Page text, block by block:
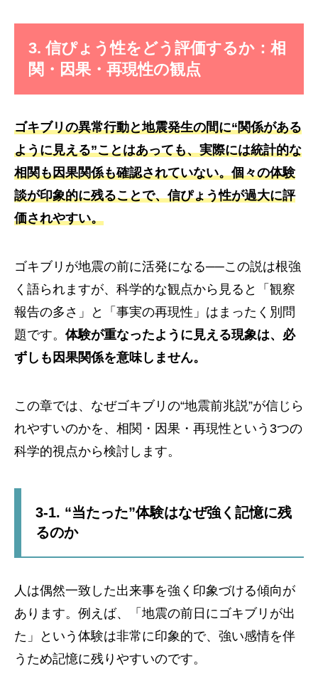
3. 信ぴょう性をどう評価するか：相
関・因果・再現性の観点
ゴキブリの異常行動と地震発生の間に“関係がある
ように見える”ことはあっても、実際には統計的な
相関も因果関係も確認されていない。個々の体験
談が印象的に残ることで、信ぴょう性が過大に評
価されやすい。
ゴキブリが地震の前に活発になる──この説は根強
く語られますが、科学的な観点から見ると「観察
報告の多さ」と「事実の再現性」はまったく別問
題です。 体験が重なったように見える現象は、必
ずしも因果関係を意味しません。
この章では、なぜゴキブリの“地震前兆説”が信じら
れやすいのかを、相関・因果・再現性という3つの
科学的視点から検討します。
3-1. “当たった”体験はなぜ強く記憶に残
るのか
人は偶然一致した出来事を強く印象づける傾向が
あります。例えば、「地震の前日にゴキブリが出
た」という体験は非常に印象的で、強い感情を伴
うため記憶に残りやすいのです。